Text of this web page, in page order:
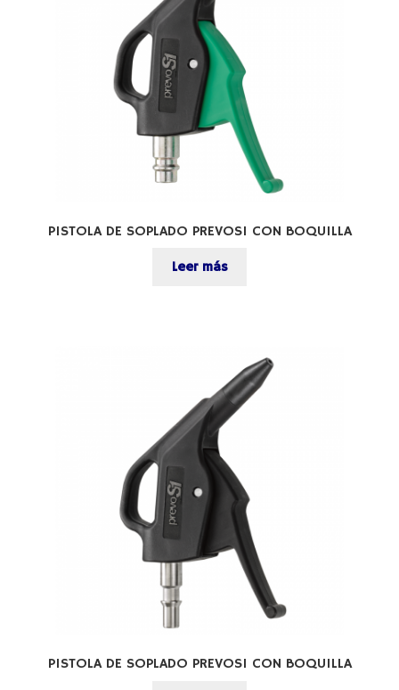
PISTOLA DE SOPLADO PREVOS1 CON BOQUILLA
Leer más
PISTOLA DE SOPLADO PREVOS1 CON BOQUILLA